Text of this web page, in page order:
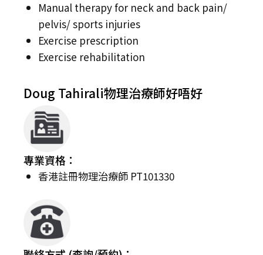
Manual therapy for neck and back pain/
pelvis/ sports injuries
Exercise prescription
Exercise rehabilitation
Doug Tahirali物理治療師好唔好
專業資格：
香港註冊物理治療師 PT101330